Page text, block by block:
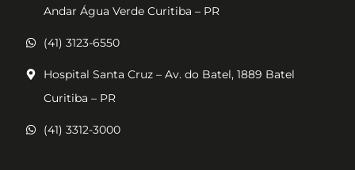
Andar Água Verde Curitiba – PR
(41) 3123-6550
Hospital Santa Cruz – Av. do Batel, 1889 Batel
Curitiba – PR
(41) 3312-3000